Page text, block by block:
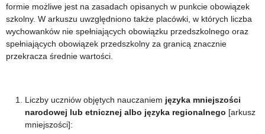
formie możliwe jest na zasadach opisanych w punkcie obowiązek
szkolny. W arkuszu uwzględniono także placówki, w których liczba
wychowanków nie spełniających obowiązku przedszkolnego oraz
spełniających obowiązek przedszkolny za granicą znacznie
przekracza średnie wartości.
Liczby uczniów objętych nauczaniem języka mniejszości
narodowej lub etnicznej albo języka regionalnego [arkusz
mniejszości]: